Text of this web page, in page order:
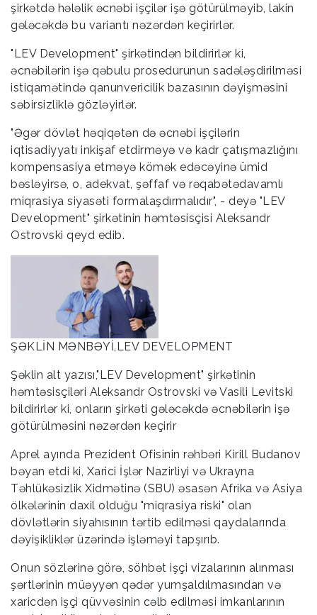
şirkətdə hələlik əcnəbi işçilər işə götürülməyib, lakin
gələcəkdə bu variantı nəzərdən keçirirlər.
"LEV Development" şirkətindən bildirirlər ki,
əcnəbilərin işə qəbulu prosedurunun sadələşdirilməsi
istiqamətində qanunvericilik bazasının dəyişməsini
səbirsizliklə gözləyirlər.
"Əgər dövlət həqiqətən də əcnəbi işçilərin
iqtisadiyyatı inkişaf etdirməyə və kadr çatışmazlığını
kompensasiya etməyə kömək edəcəyinə ümid
bəsləyirsə, o, adekvat, şəffaf və rəqabətədavamlı
miqrasiya siyasəti formalaşdırmalıdır", - deyə "LEV
Development" şirkətinin həmtəsisçisi Aleksandr
Ostrovski qeyd edib.
ŞƏKLİN MƏNBƏYİ,LEV DEVELOPMENT
Şəklin alt yazısı,"LEV Development" şirkətinin
həmtəsisçiləri Aleksandr Ostrovski və Vasili Levitski
bildirirlər ki, onların şirkəti gələcəkdə əcnəbilərin işə
götürülməsini nəzərdən keçirir
Aprel ayında Prezident Ofisinin rəhbəri Kirill Budanov
bəyan etdi ki, Xarici İşlər Nazirliyi və Ukrayna
Təhlükəsizlik Xidmətinə (SBU) əsasən Afrika və Asiya
ölkələrinin daxil olduğu "miqrasiya riski" olan
dövlətlərin siyahısının tərtib edilməsi qaydalarında
dəyişikliklər üzərində işləməyi tapşırıb.
Onun sözlərinə görə, söhbət işçi vizalarının alınması
şərtlərinin müəyyən qədər yumşaldılmasından və
xaricdən işçi qüvvəsinin cəlb edilməsi imkanlarının